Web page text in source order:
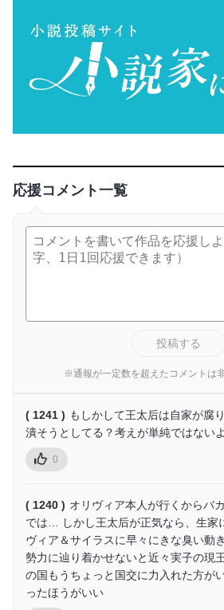
応援コメント一覧
投稿する
※通報が一定数を超えたコメントは
( 1241 ) もしかして王太后は自家が腐
潰そうとしてる？考えが単純ではない
0
( 1240 ) オリヴィア本人が行くからバ
では… しかし王太后が正気なら、生家
ヴィア＆サイラスに早々にきな臭い動
勢力に辿り着かせないと近々実子の現
の国もうちょっと国交に力入れた方が
ったほうがいい